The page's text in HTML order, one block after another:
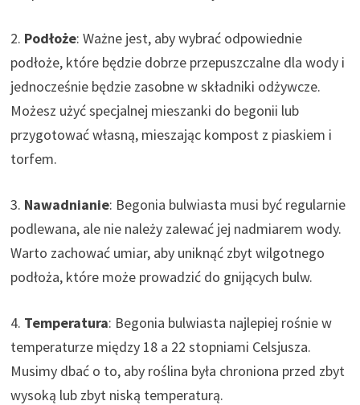
2. Podłoże: Ważne jest, aby wybrać odpowiednie
podłoże, które będzie dobrze przepuszczalne dla wody i
jednocześnie będzie zasobne w składniki odżywcze.
Możesz użyć specjalnej mieszanki do begonii lub
przygotować własną, mieszając kompost z piaskiem i
torfem.
3. Nawadnianie: Begonia bulwiasta musi być regularnie
podlewana, ale nie należy zalewać jej nadmiarem wody.
Warto zachować umiar, aby uniknąć zbyt wilgotnego
podłoża, które może prowadzić do gnijących bulw.
4. Temperatura: Begonia bulwiasta najlepiej rośnie w
temperaturze między 18 a 22 stopniami Celsjusza.
Musimy dbać o to, aby roślina była chroniona przed zbyt
wysoką lub zbyt niską temperaturą.